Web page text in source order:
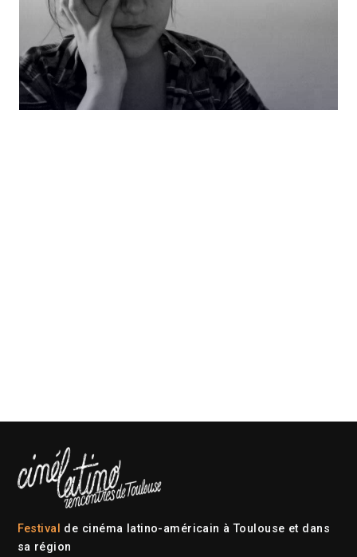
Festival de cinéma latino-américain à Toulouse et dans
sa région